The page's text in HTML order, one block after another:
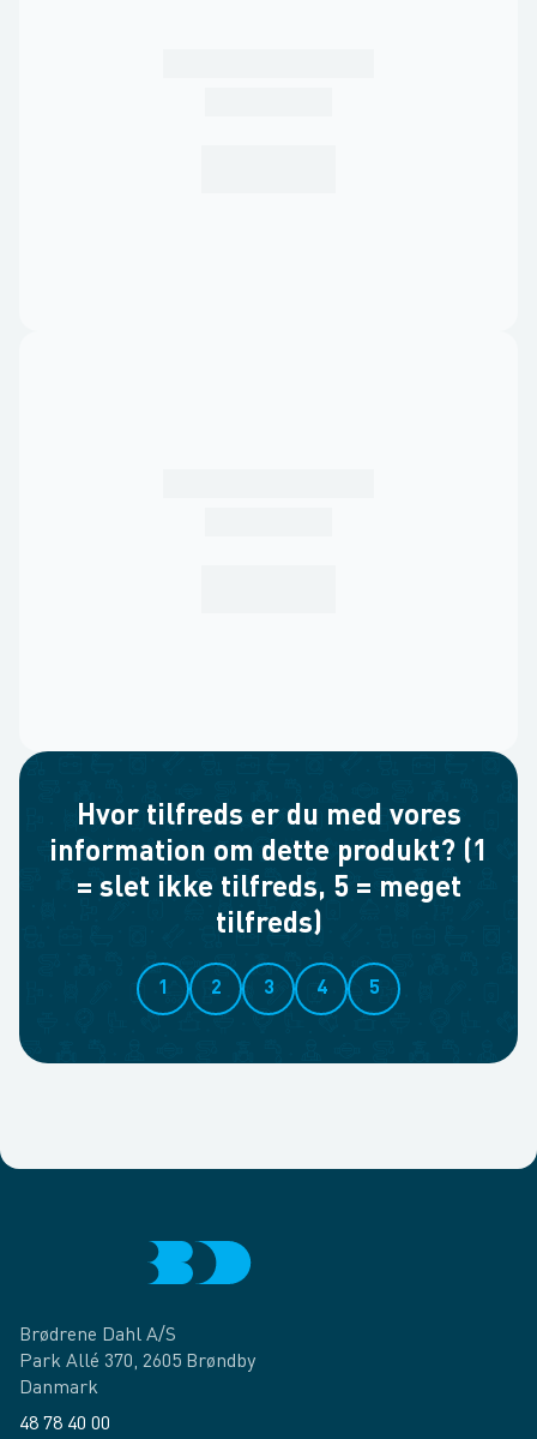
Hvor tilfreds er du med vores
information om dette produkt? (1
= slet ikke tilfreds, 5 = meget
tilfreds)
1 2 3 4 5
Brødrene Dahl A/S
Park Allé 370, 2605 Brøndby
Danmark
48 78 40 00